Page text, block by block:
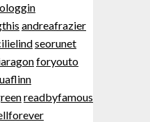
andreafrazier
seorunet
foryouto
readbyfamous